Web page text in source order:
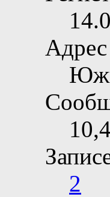
Адрес
2